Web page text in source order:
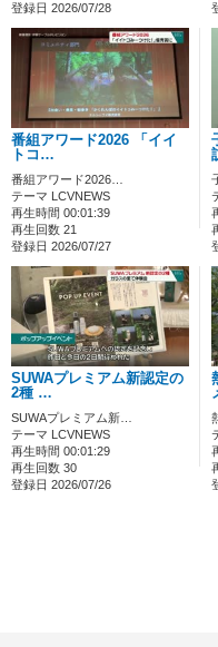
登録日 2026/07/28
番組アワード2026 「イイ
トコ…
番組アワード2026…
テーマ LCVNEWS
再生時間 00:01:39
再生回数 21
登録日 2026/07/27
SUWAプレミアム新認定の
2種 …
SUWAプレミアム新…
テーマ LCVNEWS
再生時間 00:01:29
再生回数 30
登録日 2026/07/26